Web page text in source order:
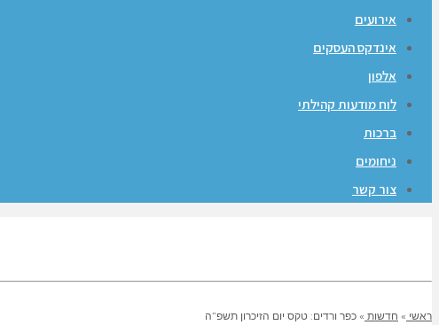
אירועים
אינדקס העסקים
אלפון
לוח מודעות קהילתי
ברכות
ניחומים
צור קשר
ראשי » חדשות » כפר ורדים: טקס יום הזיכרון תשפ”ה